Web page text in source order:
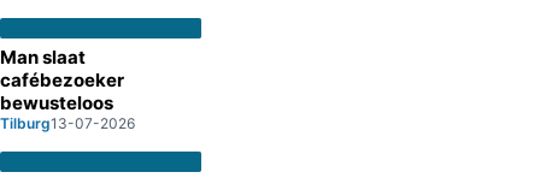
Man slaat
cafébezoeker
bewusteloos
Tilburg13-07-2026